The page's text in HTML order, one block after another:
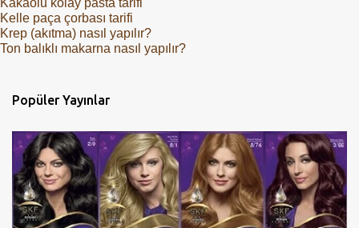
Kakaolu kolay pasta tarifi
Kelle paça çorbası tarifi
Krep (akıtma) nasıl yapılır?
Ton balıklı makarna nasıl yapılır?
Popüler Yayınlar